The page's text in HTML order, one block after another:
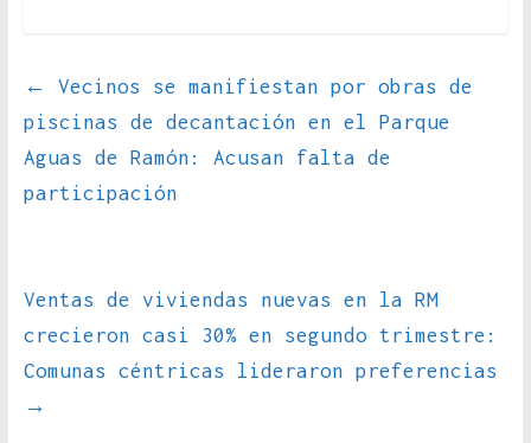
←
Vecinos se manifiestan por obras de
piscinas de decantación en el Parque
Aguas de Ramón: Acusan falta de
participación
Ventas de viviendas nuevas en la RM
crecieron casi 30% en segundo trimestre:
Comunas céntricas lideraron preferencias
→